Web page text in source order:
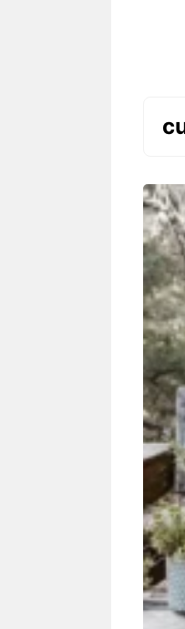
Siapa sangka, dua
dunia hiburan,
dan Vicky Prasetyo,
dunia kuliner dengan
Nunung
Prasetyo Buka
Ayam
15 Ribu, Resep
Mami Bikin